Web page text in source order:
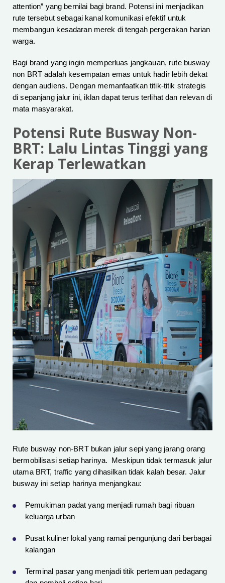
attention” yang bernilai bagi brand. Potensi ini menjadikan
rute tersebut sebagai kanal komunikasi efektif untuk
membangun kesadaran merek di tengah pergerakan harian
warga.
Bagi brand yang ingin memperluas jangkauan, rute busway
non BRT adalah kesempatan emas untuk hadir lebih dekat
dengan audiens. Dengan memanfaatkan titik-titik strategis
di sepanjang jalur ini, iklan dapat terus terlihat dan relevan di
mata masyarakat.
Potensi Rute Busway Non-
BRT: Lalu Lintas Tinggi yang
Kerap Terlewatkan
Rute busway non-BRT bukan jalur sepi yang jarang orang
bermobilisasi setiap harinya. Meskipun tidak termasuk jalur
utama BRT, traffic yang dihasilkan tidak kalah besar. Jalur
busway ini setiap harinya menjangkau:
Pemukiman padat yang menjadi rumah bagi ribuan
keluarga urban
Pusat kuliner lokal yang ramai pengunjung dari berbagai
kalangan
Terminal pasar yang menjadi titik pertemuan pedagang